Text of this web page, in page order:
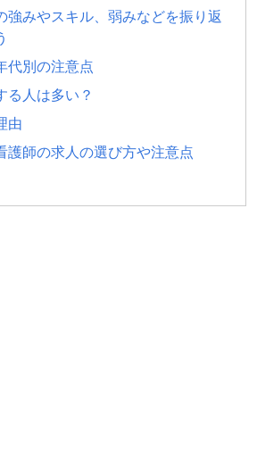
強みやスキル、弱みなどを振り返
代別の注意点
る人は多い？
由
護師の求人の選び方や注意点